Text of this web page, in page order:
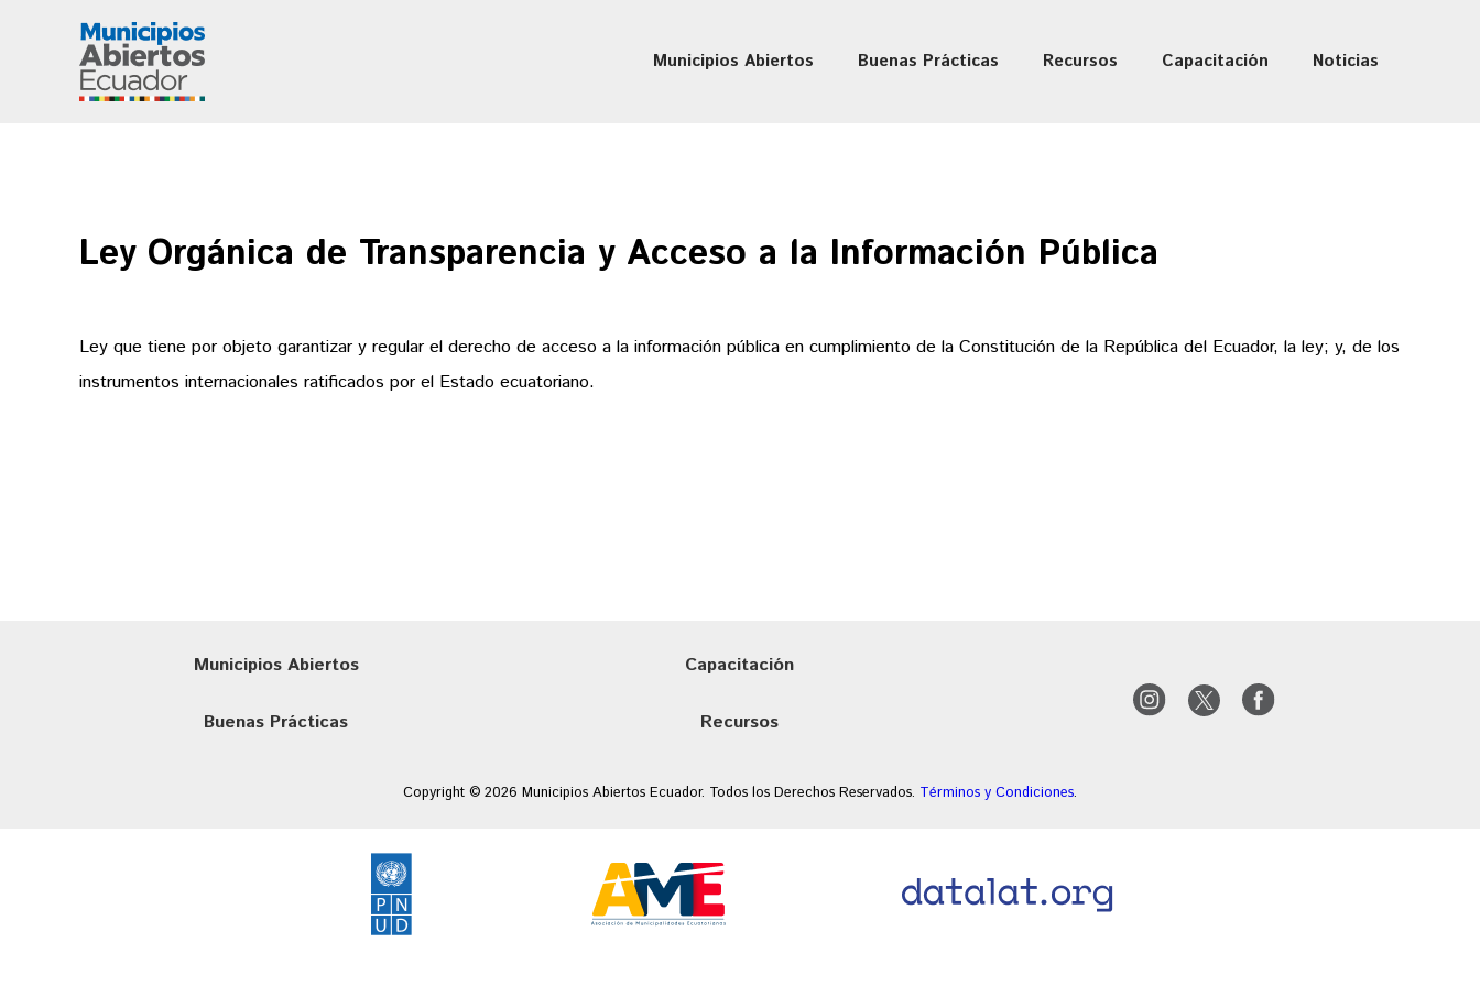
Municipios Abiertos Buenas Prácticas Recursos Capacitación Noticias
Ley Orgánica de Transparencia y Acceso a la Información Pública
Ley que tiene por objeto garantizar y regular el derecho de acceso a la información pública en cumplimiento de la Constitución de la República del Ecuador, la ley; y, de los
instrumentos internacionales ratificados por el Estado ecuatoriano.
Municipios Abiertos
Buenas Prácticas
Capacitación
Recursos
Copyright © 2026 Municipios Abiertos Ecuador. Todos los Derechos Reservados. Términos y Condiciones.